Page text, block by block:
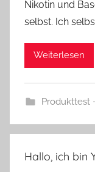
Nikotin und
selbst. Ich
Weiterlesen
Produkttest
Hallo, ich bin